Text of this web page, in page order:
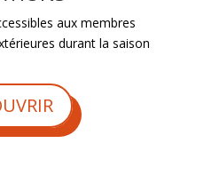
aux membres
durant la saison